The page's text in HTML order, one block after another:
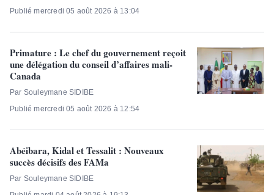
Publié mercredi 05 août 2026 à 13:04
Primature : Le chef du gouvernement reçoit
une délégation du conseil d’affaires mali-
Canada
Par Souleymane SIDIBE
Publié mercredi 05 août 2026 à 12:54
Abéibara, Kidal et Tessalit : Nouveaux
succès décisifs des FAMa
Par Souleymane SIDIBE